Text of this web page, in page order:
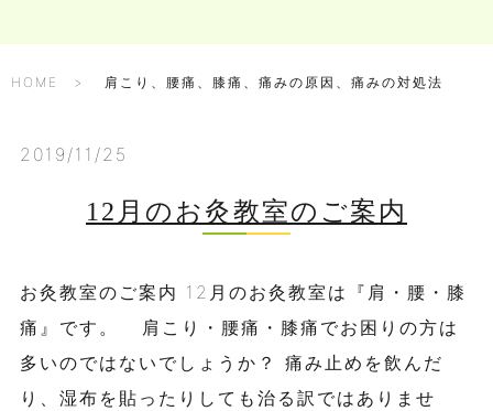
HOME 肩こり、腰痛、膝痛、痛みの原因、痛みの対処法
2019/11/25
12月のお灸教室のご案内
お灸教室のご案内 12月のお灸教室は『肩・腰・膝
痛』です。 肩こり・腰痛・膝痛でお困りの方は
多いのではないでしょうか？ 痛み止めを飲んだ
り、湿布を貼ったりしても治る訳ではありませ